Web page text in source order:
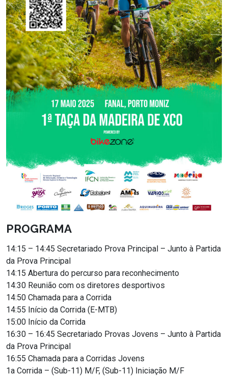
PROGRAMA
14:15 – 14:45 Secretariado Prova Principal – Junto à Partida
da Prova Principal
14:15 Abertura do percurso para reconhecimento
14:30 Reunião com os diretores desportivos
14:50 Chamada para a Corrida
14:55 Início da Corrida (E-MTB)
15:00 Início da Corrida
16:30 – 16:45 Secretariado Provas Jovens – Junto à Partida
da Prova Principal
16:55 Chamada para a Corridas Jovens
1a Corrida – (Sub-11) M/F, (Sub-11) Iniciação M/F